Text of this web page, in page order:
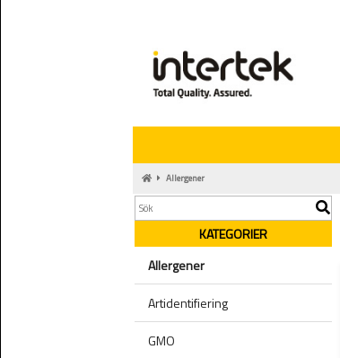
Allergener
KATEGORIER
Allergener
Artidentifiering
GMO